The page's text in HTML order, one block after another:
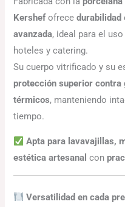
Kershefofrecedurabilidad
avanzada, ideal para el
hoteles y catering.
Su cuerpo vitrificado y su
protección superior contra
térmicos, manteniendo
tiempo.
Apta para lavavajillas,
estética artesanal con
Versatilidad en cada